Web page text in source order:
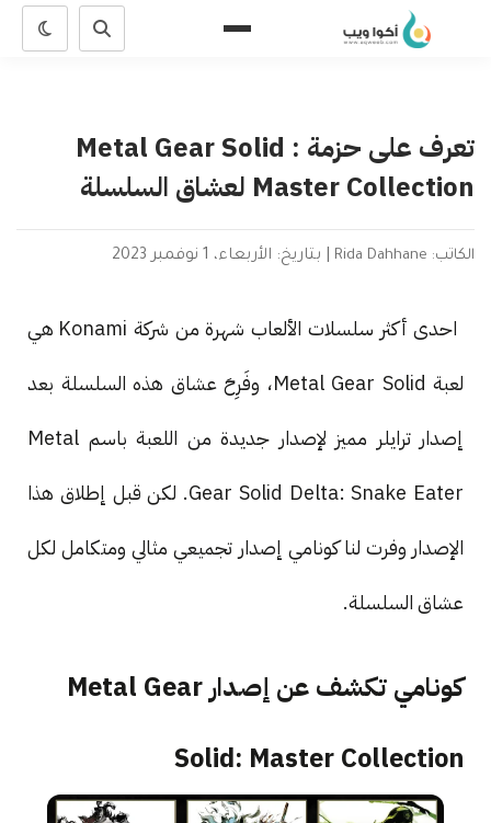
تعرف على حزمة Metal Gear Solid :
Master Collection لعشاق السلسلة
الكاتب: Rida Dahhane بتاريخ: الأربعاء، 1 نوفمبر 2023
احدى أكثر سلسلات الألعاب شهرة من شركة Konami هي
لعبة Metal Gear Solid، وفَرِحَ عشاق هذه السلسلة بعد
إصدار ترايلر مميز لإصدار جديدة من اللعبة باسم Metal
Gear Solid Delta: Snake Eater. لكن قبل إطلاق هذا
الإصدار وفرت لنا كونامي إصدار تجميعي مثالي ومتكامل لكل
عشاق السلسلة.
كونامي تكشف عن إصدار Metal Gear
Solid: Master Collection